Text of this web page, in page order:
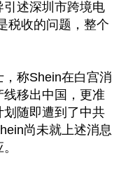
述深圳市跨境电
税收的问题，整个
称Shein在白宫消
移出中国，更准
随即遭到了中共
尚未就上述消息